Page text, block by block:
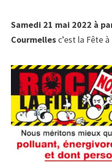
Samedi 21 mai 2022 à
Courmelles c’est la Fête